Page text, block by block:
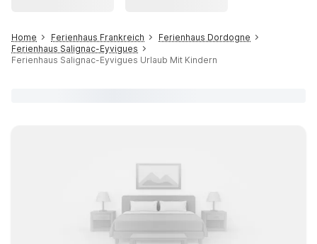
Home Ferienhaus Frankreich
Ferienhaus Dordogne
Ferienhaus Salignac-Eyvigues
Ferienhaus Salignac-Eyvigues Urlaub Mit Kindern